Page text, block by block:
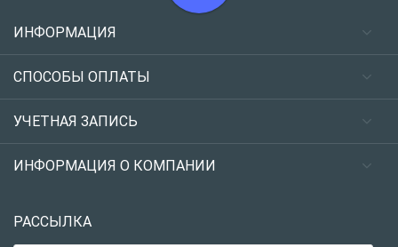
ИНФОРМАЦИЯ
СПОСОБЫ ОПЛАТЫ
УЧЕТНАЯ ЗАПИСЬ
ИНФОРМАЦИЯ О КОМПАНИИ
РАССЫЛКА